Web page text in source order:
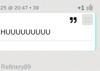
@ 20:47 • 39